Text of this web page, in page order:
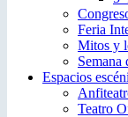
Feria
Mitos y
Semana
Espacios
Teatro